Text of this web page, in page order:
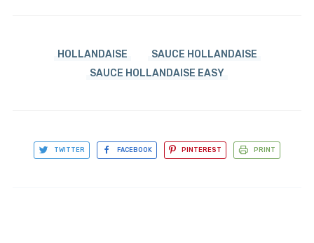
HOLLANDAISE
SAUCE HOLLANDAISE
SAUCE HOLLANDAISE EASY
TWITTER FACEBOOK PINTEREST PRINT